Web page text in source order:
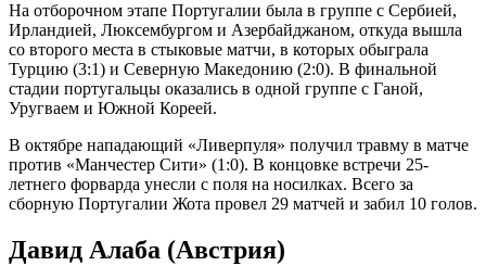
На отборочном этапе Португалии была в группе с Сербией,
Ирландией, Люксембургом и Азербайджаном, откуда вышла
со второго места в стыковые матчи, в которых обыграла
Турцию (3:1) и Северную Македонию (2:0). В финальной
стадии португальцы оказались в одной группе с Ганой,
Уругваем и Южной Кореей.
В октябре нападающий «Ливерпуля» получил травму в матче
против «Манчестер Сити» (1:0). В концовке встречи 25-
летнего форварда унесли с поля на носилках. Всего за
сборную Португалии Жота провел 29 матчей и забил 10 голов.
Давид Алаба (Австрия)